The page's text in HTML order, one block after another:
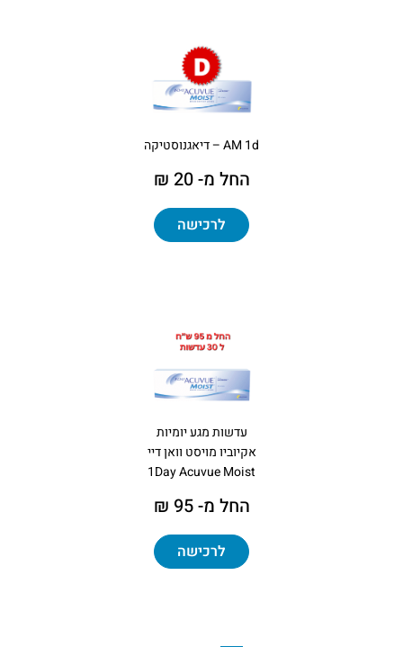
AM 1d – דיאגנוסטיקה
החל מ- 20 ₪
לרכישה
עדשות מגע יומיות
אקיוביו מויסט וואן דיי
1Day Acuvue Moist
החל מ- 95 ₪
לרכישה